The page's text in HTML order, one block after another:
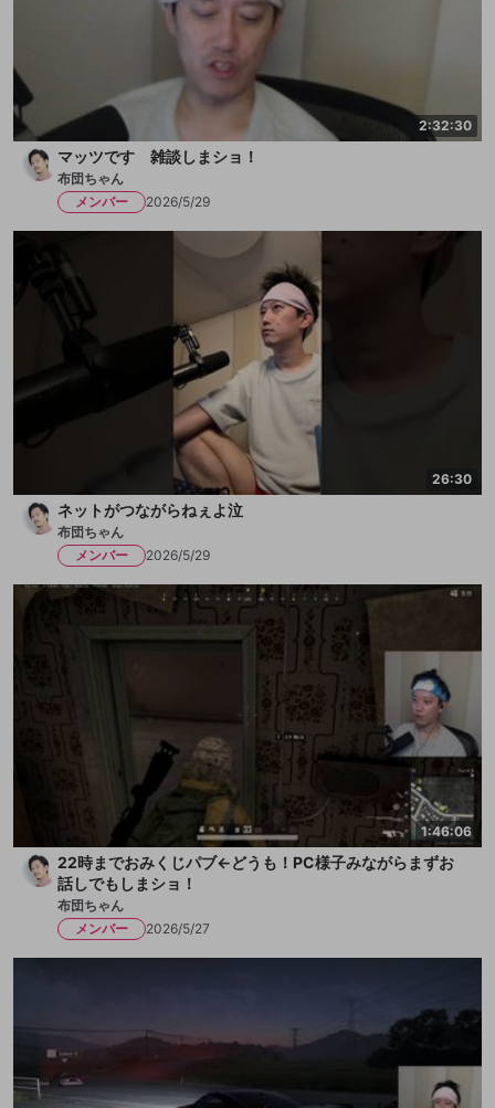
2:32:30
マッツです 雑談しまショ！
布団ちゃん
メンバー
2026/5/29
26:30
ネットがつながらねぇよ泣
布団ちゃん
メンバー
2026/5/29
1:46:06
22時までおみくじパブ←どうも！PC様子みながらまずお
話しでもしまショ！
布団ちゃん
メンバー
2026/5/27